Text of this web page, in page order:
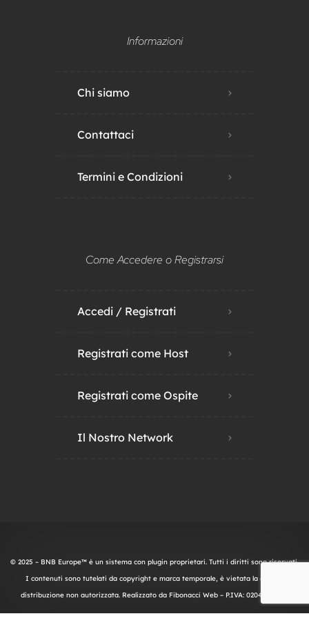
Informazioni
Chi siamo
Contattaci
Termini e Condizioni
Come Accedere o Registrarsi
Accedi / Registrati
Registrati come Host
Registrati come Ospite
Il Nostro Network
© 2025 – BNB Europe™ è un sistema con plugin proprietari. Tutti i diritti sono riservati.
I contenuti sono tutelati da copyright e marca temporale, è vietata la copia o
distribuzione non autorizzata. Realizzato da Fibonacci Web– P.IVA: 02045600497